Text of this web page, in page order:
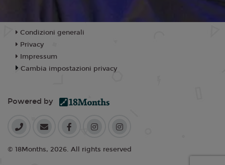
Condizioni generali
Privacy
Impressum
Cambia impostazioni privacy
Powered by
© 18Months, 2026. All rights reserved